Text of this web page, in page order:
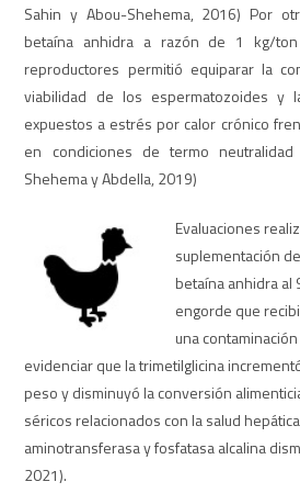
Sahin y Abou-Shehema, 2016) Por
betaína anhidra a razón de 1 kg/
reproductores permitió equiparar la
viabilidad de los espermatozoides y
expuestos a estrés por calor crónico
en condiciones de termo neutralidad
Shehema y Abdella, 2019)
Evaluaciones
suplementación
betaína anhidra al
engorde que
una
evidenciar que la trimetilglicina
peso y disminuyó la conversión
séricos relacionados con la salud
aminotransferasa y fosfatasa alcalina
2021).